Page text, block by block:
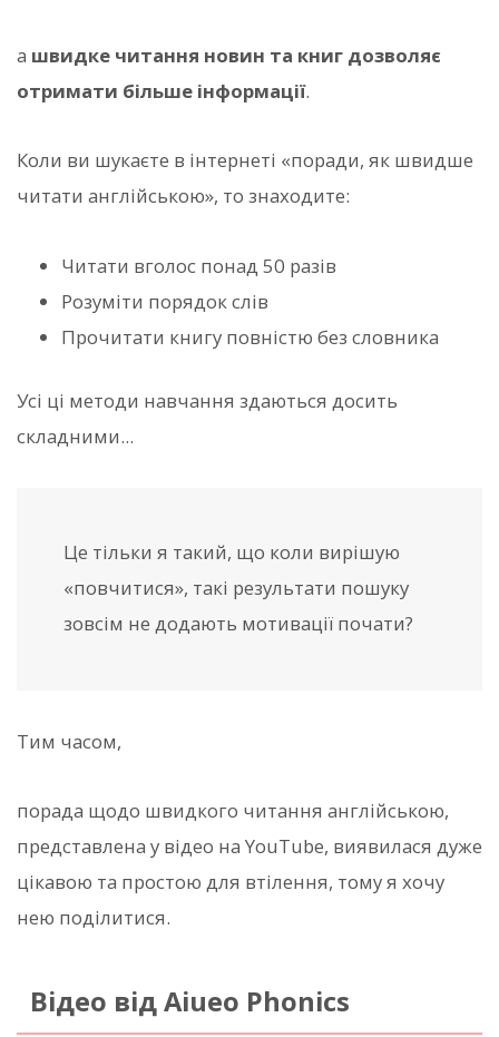
а швидке читання новин та книг дозволяє
отримати більше інформації.
Коли ви шукаєте в інтернеті «поради, як швидше
читати англійською», то знаходите:
Читати вголос понад 50 разів
Розуміти порядок слів
Прочитати книгу повністю без словника
Усі ці методи навчання здаються досить
складними...
Це тільки я такий, що коли вирішую
«повчитися», такі результати пошуку
зовсім не додають мотивації почати?
Тим часом,
порада щодо швидкого читання англійською,
представлена у відео на YouTube, виявилася дуже
цікавою та простою для втілення, тому я хочу
нею поділитися.
Відео від Aiueo Phonics